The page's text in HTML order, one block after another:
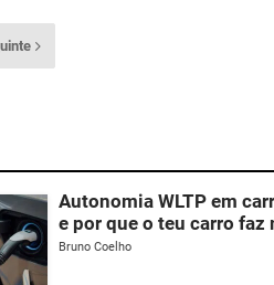
Autonomia WLTP em
e por que o teu carro faz
Bruno Coelho